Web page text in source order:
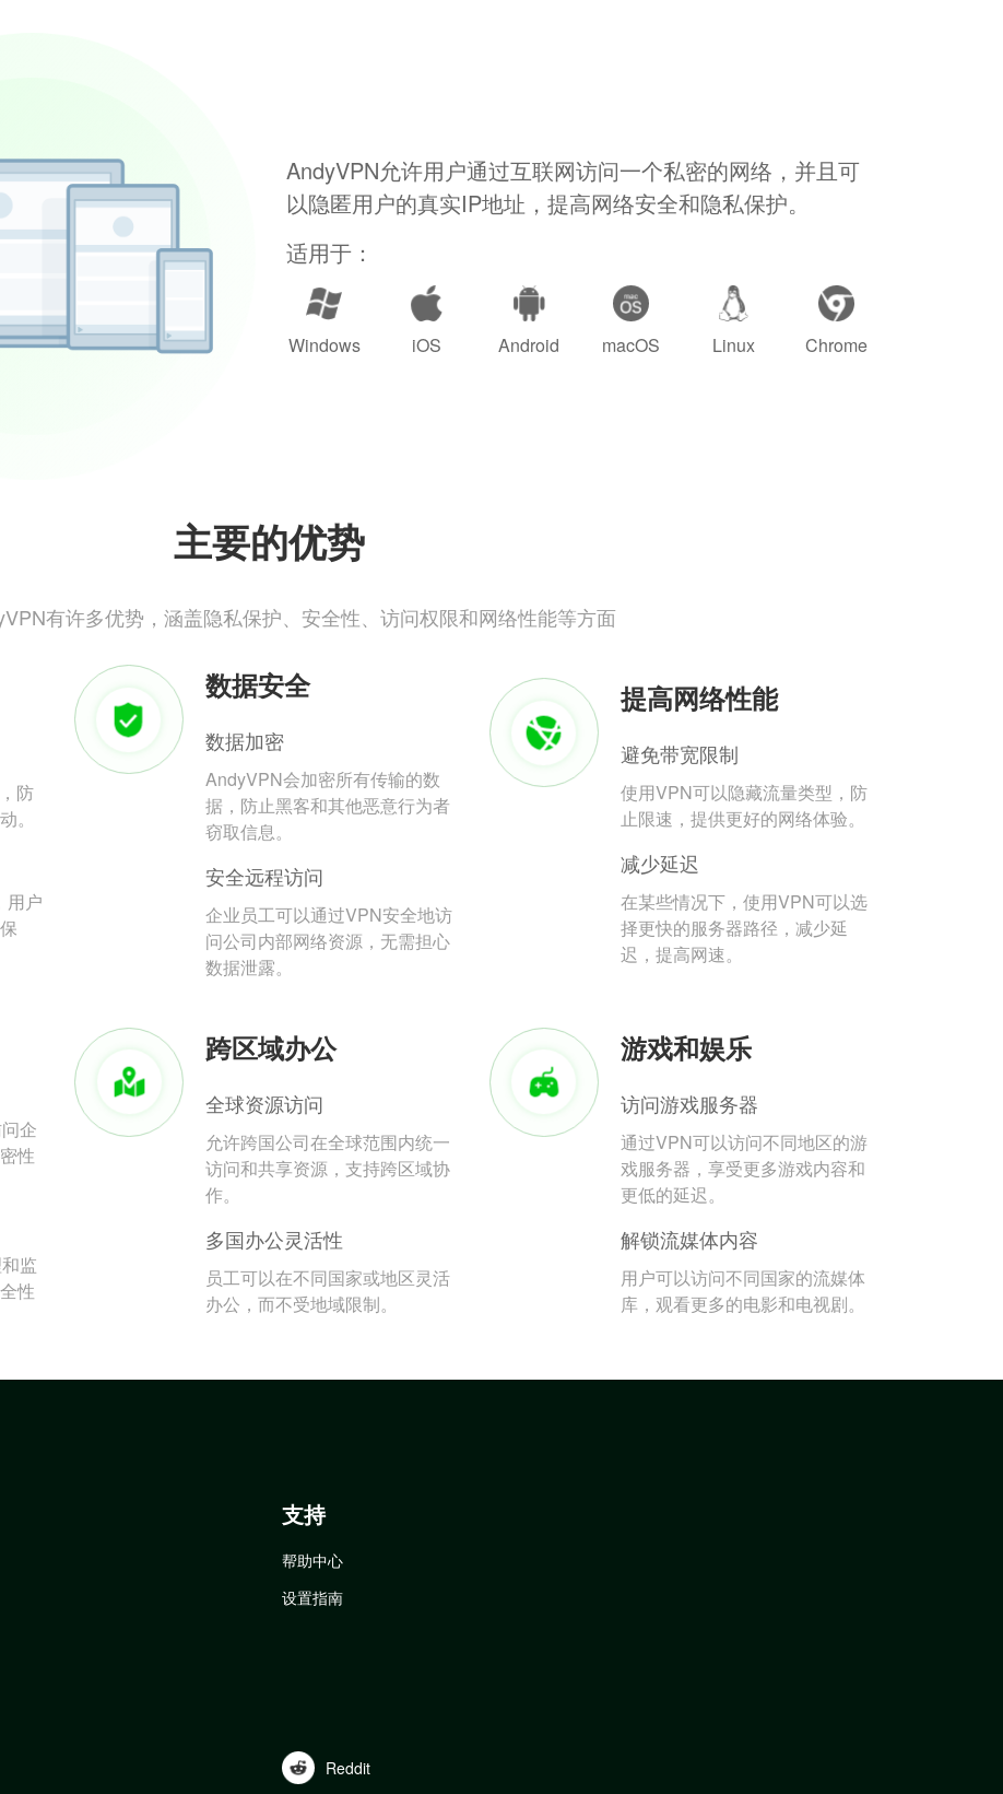
AndyVPN允许用户通过互联网访问一个私密的网络，并且可
以隐匿用户的真实IP地址，提高网络安全和隐私保护。
适用于：
Windows iOS Android macOS Linux Chrome
主要的优势
有许多优势，涵盖隐私保护、安全性、访问权限和网络性能等方面
防
。
用户
数据安全
数据加密
AndyVPN会加密所有传输的数
据，防止黑客和其他恶意行为者
窃取信息。
安全远程访问
企业员工可以通过VPN安全地访
问公司内部网络资源，无需担心
数据泄露。
提高网络性能
避免带宽限制
使用VPN可以隐藏流量类型，防
止限速，提供更好的网络体验。
减少延迟
在某些情况下，使用VPN可以选
择更快的服务器路径，减少延
迟，提高网速。
企
性
监
性
跨区域办公
全球资源访问
允许跨国公司在全球范围内统一
访问和共享资源，支持跨区域协
作。
多国办公灵活性
员工可以在不同国家或地区灵活
办公，而不受地域限制。
游戏和娱乐
访问游戏服务器
通过VPN可以访问不同地区的游
戏服务器，享受更多游戏内容和
更低的延迟。
解锁流媒体内容
用户可以访问不同国家的流媒体
库，观看更多的电影和电视剧。
支持
帮助中心
设置指南
Reddit